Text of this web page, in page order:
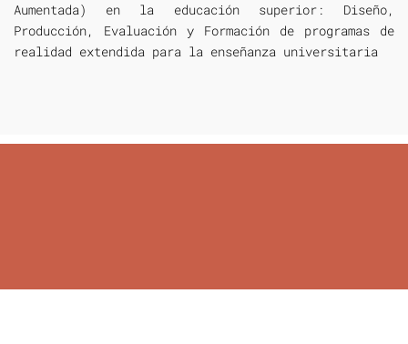
Aumentada) en la educación superior: Diseño,
Producción, Evaluación y Formación de programas de
realidad extendida para la enseñanza universitaria